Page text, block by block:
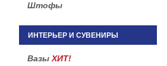
Штофы
ИНТЕРЬЕР И СУВЕНИРЫ
Вазы ХИТ!